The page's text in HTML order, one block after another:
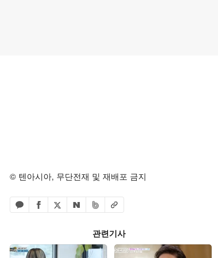
© 텐아시아, 무단전재 및 재배포 금지
카카오톡 공유하기
페이스북 공유하기
엑스 공유하기
네이버 공유하기
밴드 공유하기
URL복사
관련기사